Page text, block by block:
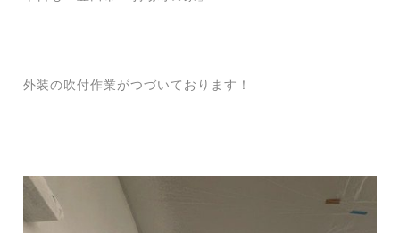
外装の吹付作業がつづいております！